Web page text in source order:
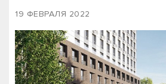
19 ФЕВРАЛЯ 2022